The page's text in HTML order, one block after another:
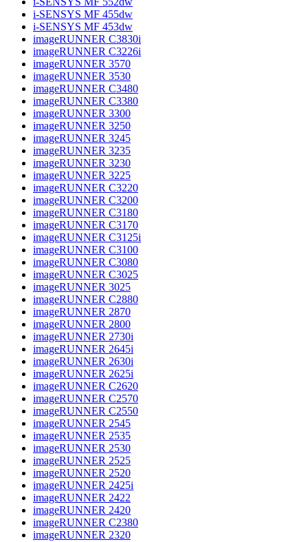
i-SENSYS MF 455dw
i-SENSYS MF 453dw
imageRUNNER C3830i
imageRUNNER C3226i
imageRUNNER 3570
imageRUNNER 3530
imageRUNNER C3480
imageRUNNER C3380
imageRUNNER 3300
imageRUNNER 3250
imageRUNNER 3245
imageRUNNER 3235
imageRUNNER 3230
imageRUNNER 3225
imageRUNNER C3220
imageRUNNER C3200
imageRUNNER C3180
imageRUNNER C3170
imageRUNNER C3125i
imageRUNNER C3100
imageRUNNER C3080
imageRUNNER C3025
imageRUNNER 3025
imageRUNNER C2880
imageRUNNER 2870
imageRUNNER 2800
imageRUNNER 2730i
imageRUNNER 2645i
imageRUNNER 2630i
imageRUNNER 2625i
imageRUNNER C2620
imageRUNNER C2570
imageRUNNER C2550
imageRUNNER 2545
imageRUNNER 2535
imageRUNNER 2530
imageRUNNER 2525
imageRUNNER 2520
imageRUNNER 2425i
imageRUNNER 2422
imageRUNNER 2420
imageRUNNER C2380
imageRUNNER 2320